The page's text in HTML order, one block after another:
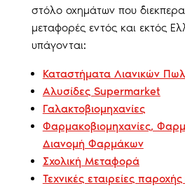
στόλο οχημάτων που
μεταφορές εντός και εκτός
υπάγονται:
Καταστήματα Λιανικών
Αλυσίδες Supermarket
Γαλακτοβιομηχανίες
Φαρμακοβιομηχανίες,
Διανομή Φαρμάκων
Σχολική Μεταφορά
Τεχνικές εταιρείες